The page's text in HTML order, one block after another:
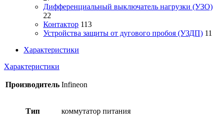
Дифференциальный выключатель нагрузки (УЗО)
22
Контактор 113
Устройства защиты от дугового пробоя (УЗДП) 11
Характеристики
Характеристики
Производитель Infineon
Тип коммутатор питания